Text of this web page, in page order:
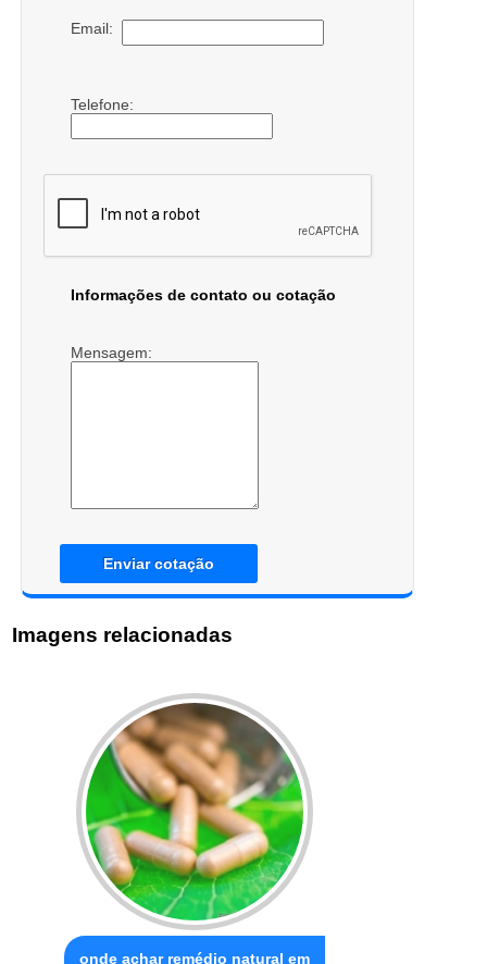
Email:
Telefone:
Informações de contato ou cotação
Mensagem:
Enviar cotação
Imagens relacionadas
onde achar remédio natural em